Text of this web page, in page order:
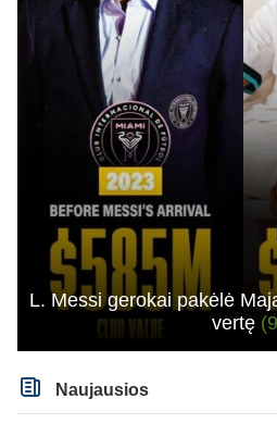
L. Messi gerokai pakėlė
vertę
Naujausios